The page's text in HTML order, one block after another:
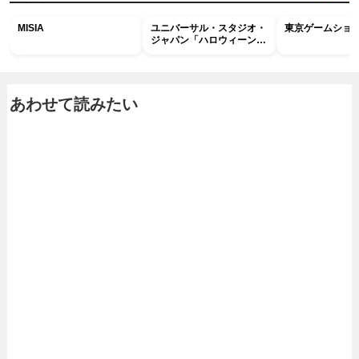
MISIA
ユニバーサル・スタジオ・
ジャパン「ハロウィーン・
東京ゲームショ
あわせて読みたい